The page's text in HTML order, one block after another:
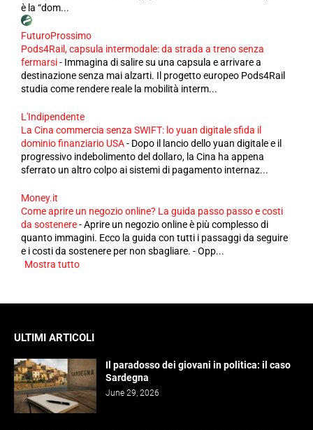
è la “dom...
FuturoProssimo
Pods4Rail, capsula intermodale: da strada a treno senza
fermarsi- Immagina di salire su una capsula e arrivare a
destinazione senza mai alzarti. Il progetto europeo Pods4Rail
studia come rendere reale la mobilità interm...
L'Indipendente
La Cina commercia senza SWIFT: lo yuan digitale sfida il
dominio finanziario USA- Dopo il lancio dello yuan digitale e il
progressivo indebolimento del dollaro, la Cina ha appena
sferrato un altro colpo ai sistemi di pagamento internaz...
Money.it
Come aprire un negozio online? La guida passo passo e costi
da sostenere-Aprire un negozio online è più complesso di
quanto immagini. Ecco la guida con tutti i passaggi da seguire
e i costi da sostenere per non sbagliare. - Opp...
Mostra tutto
ULTIMI ARTICOLI
Il paradosso dei giovani in politica: il caso
Sardegna
June 29, 2026